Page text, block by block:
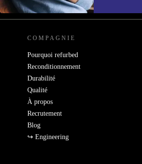
REFURBED FRANCE -
COMPAGNIE
Pourquoi refurbed
Reconditionnement
Durabilité
Qualité
À propos
Recrutement
Blog
↪ Engineering